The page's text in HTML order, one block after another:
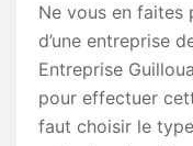
Ne vous en faites
d’une entreprise
Entreprise
pour effectuer
faut choisir le